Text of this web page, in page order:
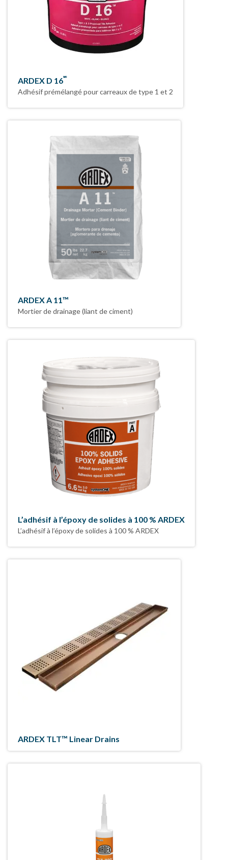
ARDEX D 16🅪
Adhésif prémélangé pour carreaux de type 1 et 2
ARDEX A 11™
Mortier de drainage (liant de ciment)
L’adhésif à l’époxy de solides à 100 % ARDEX
L’adhésif à l’époxy de solides à 100 % ARDEX
ARDEX TLT™ Linear Drains